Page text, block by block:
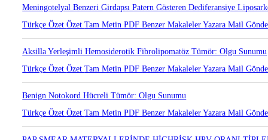
Türkçe ÖzetÖzetTam MetinPDFBenzer MakalelerYazara Mail
Meningotelyal Benzeri Girdapsı Patern Gösteren Dediferansiye
Türkçe ÖzetÖzetTam MetinPDFBenzer MakalelerYazara Mail
Aksilla Yerleşimli Hemosiderotik Fibrolipomatöz Tümör: Olgu Sunumu
Türkçe ÖzetÖzetTam MetinPDFBenzer Makaleler
Benign Notokord Hücreli Tümör: Olgu Sunumu